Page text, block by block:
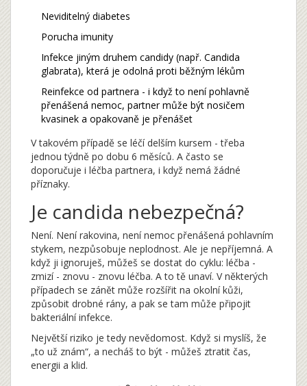
Neviditelný diabetes
Porucha imunity
Infekce jiným druhem candidy (např. Candida
glabrata), která je odolná proti běžným lékům
Reinfekce od partnera - i když to není pohlavně
přenášená nemoc, partner může být nosičem
kvasinek a opakovaně je přenášet
V takovém případě se léčí delším kursem - třeba
jednou týdně po dobu 6 měsíců. A často se
doporučuje i léčba partnera, i když nemá žádné
příznaky.
Je candida nebezpečná?
Není. Není rakovina, není nemoc přenášená pohlavním
stykem, nezpůsobuje neplodnost. Ale je nepříjemná. A
když ji ignoruješ, můžeš se dostat do cyklu: léčba -
zmizí - znovu - znovu léčba. A to tě unaví. V některých
případech se zánět může rozšířit na okolní kůži,
způsobit drobné rány, a pak se tam může připojit
bakteriální infekce.
Největší riziko je tedy nevědomost. Když si myslíš, že
„to už znám“, a necháš to být - můžeš ztratit čas,
energii a klid.